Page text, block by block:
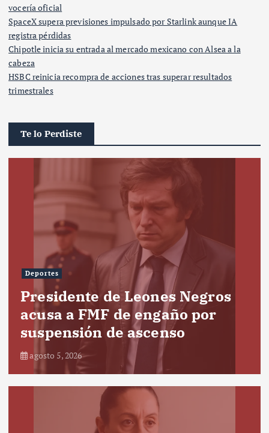
vocería oficial
SpaceX supera previsiones impulsado por Starlink aunque IA
registra pérdidas
Chipotle inicia su entrada al mercado mexicano con Alsea a la
cabeza
HSBC reinicia recompra de acciones tras superar resultados
trimestrales
Te lo Perdiste
Deportes
Presidente de Leones Negros
acusa a FMF de engaño por
suspensión de ascenso
agosto 5, 2026